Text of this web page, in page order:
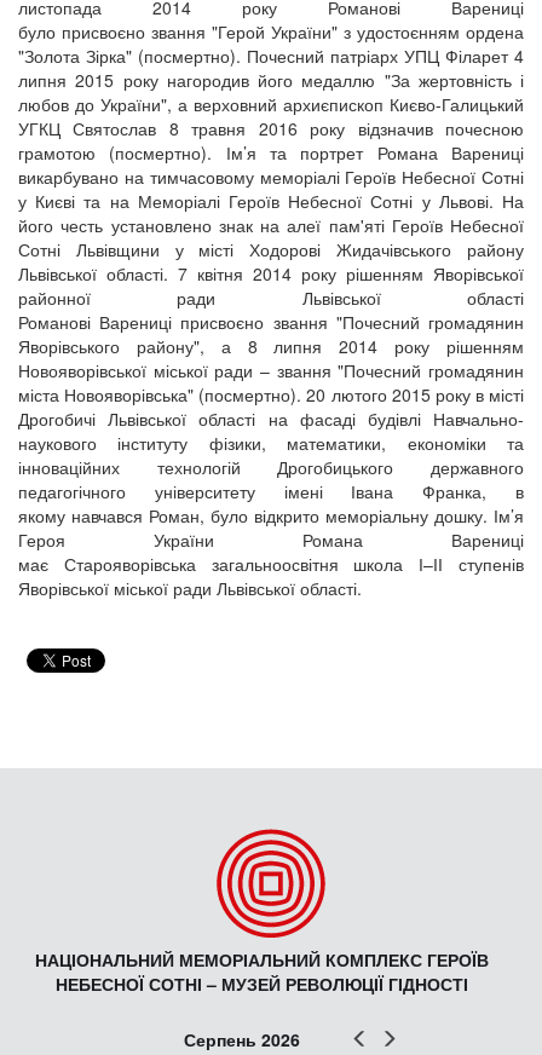
листопада 2014 року Романові Варениці
було присвоєно звання "Герой України" з удостоєнням ордена
"Золота Зірка" (посмертно). Почесний патріарх УПЦ Філарет 4
липня 2015 року нагородив його медаллю "За жертовність і
любов до України", а верховний архиєпископ Києво-Галицький
УГКЦ Святослав 8 травня 2016 року відзначив почесною
грамотою (посмертно). Ім’я та портрет Романа Варениці
викарбувано на тимчасовому меморіалі Героїв Небесної Сотні
у Києві та на Меморіалі Героїв Небесної Сотні у Львові. На
його честь установлено знак на алеї пам'яті Героїв Небесної
Сотні Львівщини у місті Ходорові Жидачівського району
Львівської області. 7 квітня 2014 року рішенням Яворівської
районної ради Львівської області
Романові Варениці присвоєно звання "Почесний громадянин
Яворівського району", а 8 липня 2014 року рішенням
Новояворівської міської ради – звання "Почесний громадянин
міста Новояворівська" (посмертно). 20 лютого 2015 року в місті
Дрогобичі Львівської області на фасаді будівлі Навчально-
наукового інституту фізики, математики, економіки та
інноваційних технологій Дрогобицького державного
педагогічного університету імені Івана Франка, в
якому навчався Роман, було відкрито меморіальну дошку. Ім’я
Героя України Романа Варениці
має Старояворівська загальноосвітня школа І–ІІ ступенів
Яворівської міської ради Львівської області.
НАЦІОНАЛЬНИЙ МЕМОРІАЛЬНИЙ КОМПЛЕКС ГЕРОЇВ
НЕБЕСНОЇ СОТНІ – МУЗЕЙ РЕВОЛЮЦІЇ ГІДНОСТІ
Попер
Серпень 2026